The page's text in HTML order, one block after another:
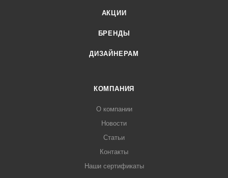
АКЦИИ
БРЕНДЫ
ДИЗАЙНЕРАМ
КОМПАНИЯ
О компании
Новости
Статьи
Контакты
Наши сертификаты